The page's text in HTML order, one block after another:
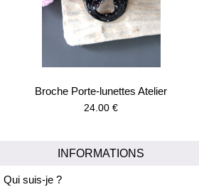
Broche Porte-lunettes Atelier
24.00 €
INFORMATIONS
Qui suis-je ?